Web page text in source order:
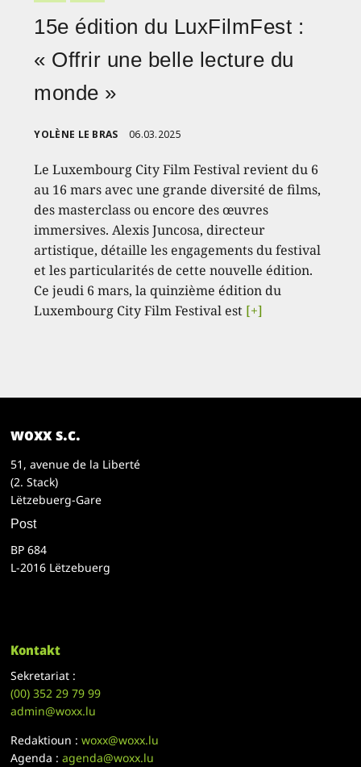
15e édition du LuxFilmFest :
« Offrir une belle lecture du
monde »
YOLÈNE LE BRAS 06.03.2025
Le Luxembourg City Film Festival revient du 6
au 16 mars avec une grande diversité de films,
des masterclass ou encore des œuvres
immersives. Alexis Juncosa, directeur
artistique, détaille les engagements du festival
et les particularités de cette nouvelle édition.
Ce jeudi 6 mars, la quinzième édition du
Luxembourg City Film Festival est [+]
woxx s.c.
51, avenue de la Liberté
(2. Stack)
Lëtzebuerg-Gare
Post
BP 684
L-2016 Lëtzebuerg
Kontakt
Sekretariat :
(00)352 29 79 99
admin@woxx.lu
Redaktioun :woxx@woxx.lu
Agenda :agenda@woxx.lu